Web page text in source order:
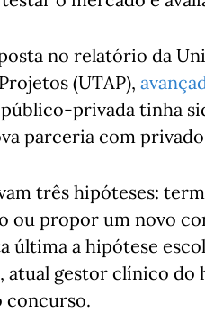
no relatório da
(UTAP),
privada tinha
parceria com
três hipóteses:
ou propor um novo
última a hipótese
atual gestor clínico do
concurso.